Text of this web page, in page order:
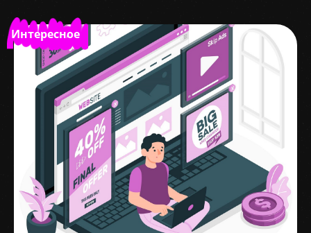
Интересное